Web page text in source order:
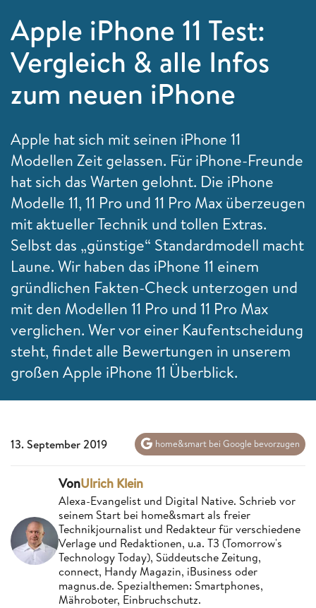
Apple iPhone 11 Test:
Vergleich & alle Infos
zum neuen iPhone
Apple hat sich mit seinen iPhone 11
Modellen Zeit gelassen. Für iPhone-Freunde
hat sich das Warten gelohnt. Die iPhone
Modelle 11, 11 Pro und 11 Pro Max überzeugen
mit aktueller Technik und tollen Extras.
Selbst das „günstige“ Standardmodell macht
Laune. Wir haben das iPhone 11 einem
gründlichen Fakten-Check unterzogen und
mit den Modellen 11 Pro und 11 Pro Max
verglichen. Wer vor einer Kaufentscheidung
steht, findet alle Bewertungen in unserem
großen Apple iPhone 11 Überblick.
13. September 2019 home&smart bei Google bevorzugen
VonUlrich Klein
Alexa-Evangelist und Digital Native. Schrieb vor
seinem Start bei home&smart als freier
Technikjournalist und Redakteur für verschiedene
Verlage und Redaktionen, u.a. T3 (Tomorrow's
Technology Today), Süddeutsche Zeitung,
connect, Handy Magazin, iBusiness oder
magnus.de. Spezialthemen: Smartphones,
Mähroboter, Einbruchschutz.